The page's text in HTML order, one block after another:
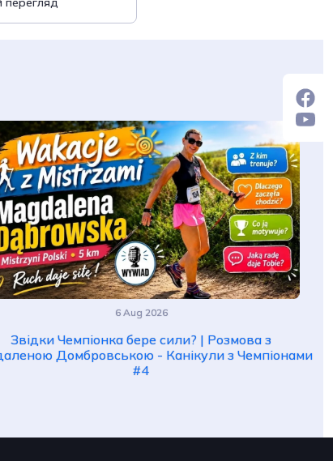
6 Aug 2026
Звідки Чемпіонка бере сили? | Розмова з
Домбровською - Канікули з Чемпіонами
#4